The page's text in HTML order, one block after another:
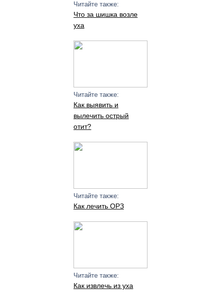
Читайте также:
Что за шишка возле
уха
Читайте также:
Как выявить и
вылечить острый
отит?
Читайте также:
Как лечить ОРЗ
Читайте также:
Как извлечь из уха